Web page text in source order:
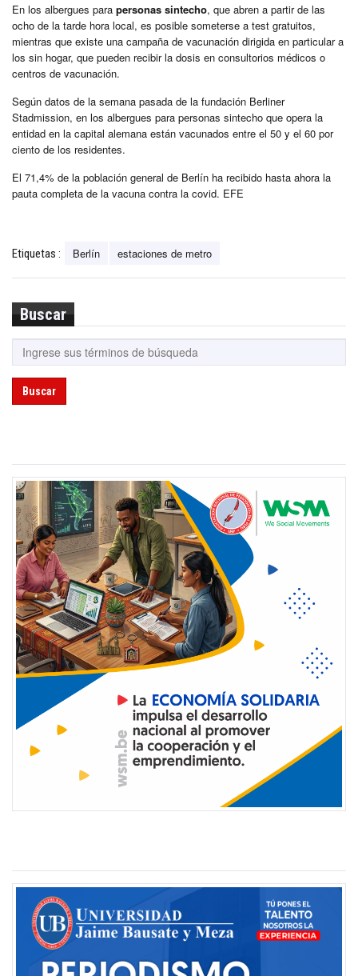
En los albergues para personas sintecho, que abren a partir de las
ocho de la tarde hora local, es posible someterse a test gratuitos,
mientras que existe una campaña de vacunación dirigida en particular a
los sin hogar, que pueden recibir la dosis en consultorios médicos o
centros de vacunación.
Según datos de la semana pasada de la fundación Berliner
Stadmission, en los albergues para personas sintecho que opera la
entidad en la capital alemana están vacunados entre el 50 y el 60 por
ciento de los residentes.
El 71,4% de la población general de Berlín ha recibido hasta ahora la
pauta completa de la vacuna contra la covid. EFE
Etiquetas : Berlín estaciones de metro
Buscar
Buscar